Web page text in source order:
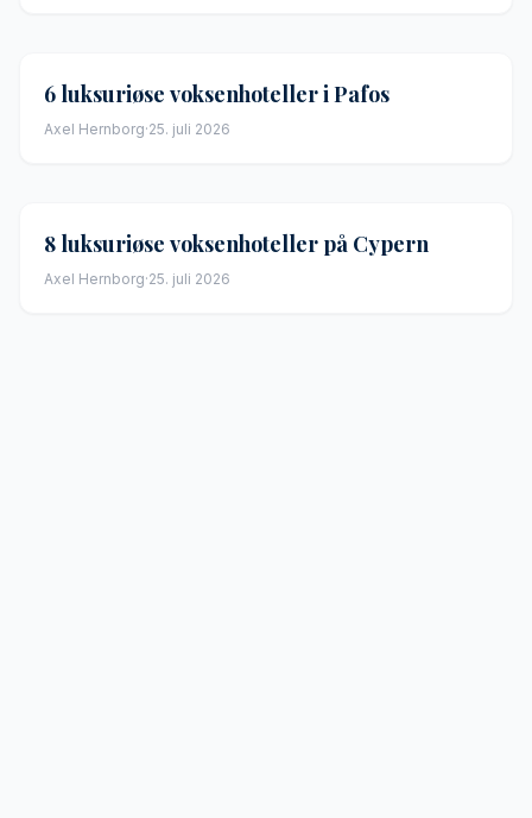
6 luksuriøse voksenhoteller i Pafos
Axel Hernborg·25. juli 2026
8 luksuriøse voksenhoteller på Cypern
Axel Hernborg·25. juli 2026